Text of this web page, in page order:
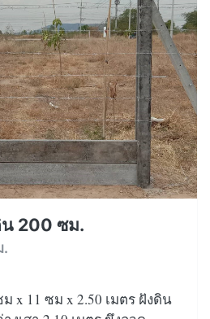
200 ซม.
.
x 11 ซม x 2.50 เมตร ฝังดิน